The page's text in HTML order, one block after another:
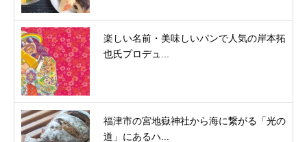
楽しい名前・美味しいパンで人気の岸本拓
也氏プロデュ...
福津市の宮地嶽神社から海に繋がる「光の
道」にあるハ...